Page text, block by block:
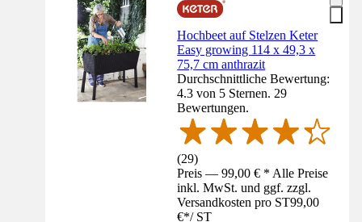
Hochbeet auf Stelzen Keter
Easy growing 114 x 49,3 x
75,7 cm anthrazit
Durchschnittliche Bewertung:
4.3 von 5 Sternen. 29
Bewertungen.
(29)
Preis — 99,00 € * Alle Preise
inkl. MwSt. und ggf. zzgl.
Versandkosten pro ST99,00
€*/ ST